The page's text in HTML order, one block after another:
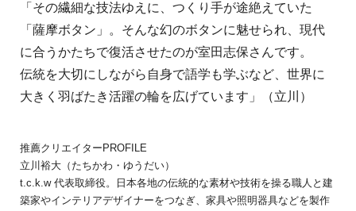
「その繊細な技法ゆえに、つくり手が途絶えていた
「薩摩ボタン」。そんな幻のボタンに魅せられ、現代
に合うかたちで復活させたのが室田志保さんです。
伝統を大切にしながら自身で語学も学ぶなど、世界に
大きく羽ばたき活躍の輪を広げています」（立川）
推薦クリエイターPROFILE
立川裕大（たちかわ・ゆうだい）
t.c.k.w 代表取締役。日本各地の伝統的な素材や技術を操る職人と建
築家やインテリアデザイナーをつなぎ、家具や照明器具などを製作